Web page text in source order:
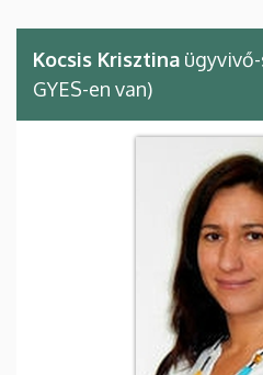
Kocsis Krisztina
GYES-en van)